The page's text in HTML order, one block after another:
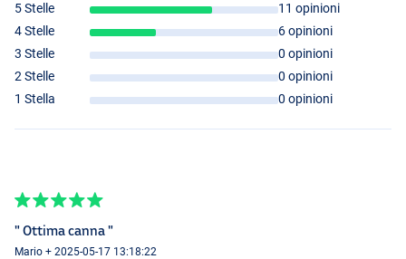
5 Stelle
11 opinioni
4 Stelle
6 opinioni
3 Stelle
0 opinioni
2 Stelle
0 opinioni
1 Stella
0 opinioni
" Ottima canna "
Mario + 2025-05-17 13:18:22